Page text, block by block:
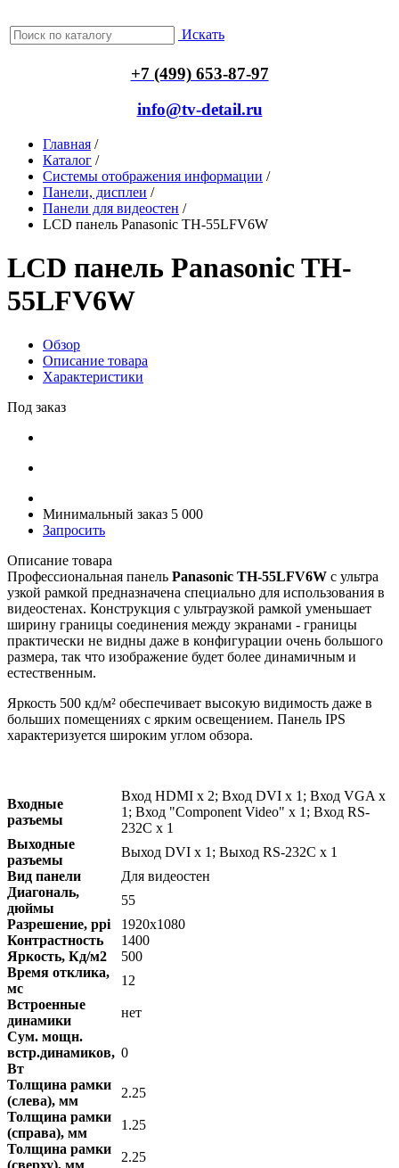
Искать
+7 (499) 653-87-97
info@tv-detail.ru
Главная /
Каталог /
Системы отображения информации /
Панели, дисплеи /
Панели для видеостен /
LCD панель Panasonic TH-55LFV6W
LCD панель Panasonic TH-
55LFV6W
Обзор
Описание товара
Характеристики
Под заказ
Минимальный заказ 5 000
Запросить
Описание товара
Профессиональная панель Panasonic TH-55LFV6W с ультра
узкой рамкой предназначена специально для использования в
видеостенах. Конструкция с ультраузкой рамкой уменьшает
ширину границы соединения между экранами - границы
практически не видны даже в конфигурации очень большого
размера, так что изображение будет более динамичным и
естественным.
Яркость 500 кд/м² обеспечивает высокую видимость даже в
больших помещениях с ярким освещением. Панель IPS
характеризуется широким углом обзора.
Входные
разъемы
Вход HDMI x 2; Вход DVI x 1; Вход VGA x
1; Вход "Component Video" x 1; Вход RS-
232C x 1
Выходные
разъемы
Выход DVI x 1; Выход RS-232C x 1
Вид панели
Для видеостен
Диагональ,
дюймы
55
Разрешение, ppi
1920x1080
Контрастность
1400
Яркость, Кд/м2
500
Время отклика,
мс
12
Встроенные
динамики
нет
Сум. мощн.
встр.динамиков,
Вт
0
Толщина рамки
(слева), мм
2.25
Толщина рамки
(справа), мм
1.25
Толщина рамки
(сверху), мм
2.25